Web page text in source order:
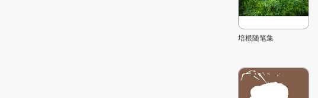
培根随笔集